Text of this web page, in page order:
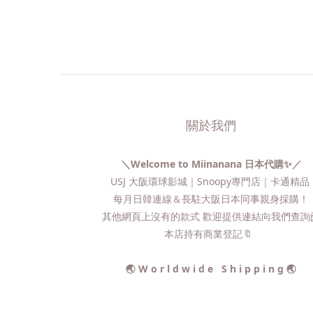
關於我們
＼Welcome to Miinanana 日本代購✨／
USJ 大阪環球影城｜Snoopy專門店｜卡通精
每月日韓連線＆長駐大阪日本同事親身採購！
其他網頁上沒有的款式 歡迎提供連結向我們查詢
本店持有商業登記🔖
🌏 W o r l d w i d e S h i p p i n g 🌏